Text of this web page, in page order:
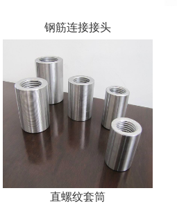
钢筋连接接头
直螺纹套筒